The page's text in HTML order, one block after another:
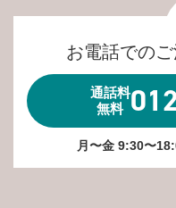
お電話での
通話料
無料
月〜金 9:30〜